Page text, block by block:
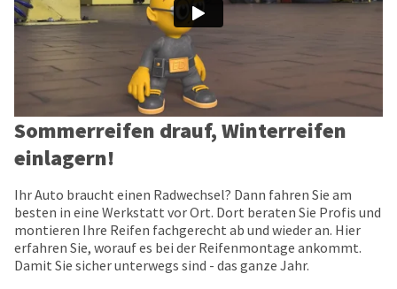
Sommerreifen drauf, Winterreifen
einlagern!
Ihr Auto braucht einen Radwechsel? Dann fahren Sie am
besten in eine Werkstatt vor Ort. Dort beraten Sie Profis und
montieren Ihre Reifen fachgerecht ab und wieder an. Hier
erfahren Sie, worauf es bei der Reifenmontage ankommt.
Damit Sie sicher unterwegs sind - das ganze Jahr.